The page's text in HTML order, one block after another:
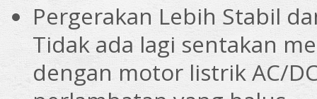
Pergerakan Lebih Stabil
Tidak ada lagi sentakan
dengan motor listrik AC/